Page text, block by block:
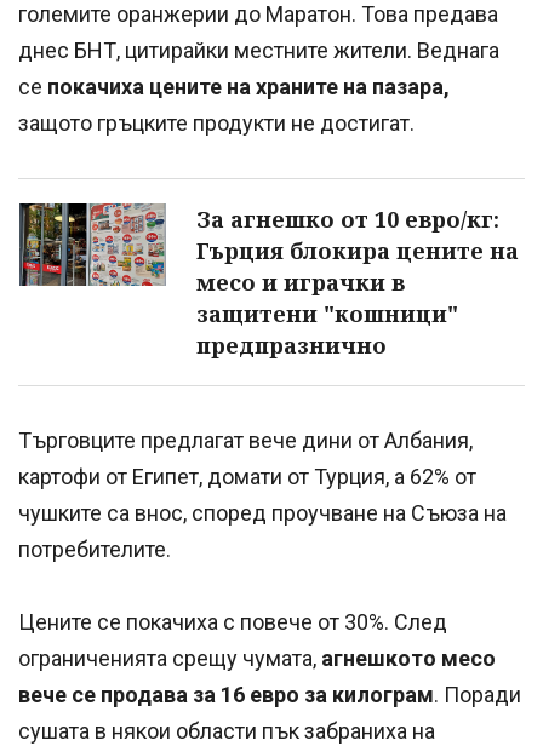
големите оранжерии до Маратон. Това предава
днес БНТ, цитирайки местните жители. Веднага
се покачиха цените на храните на пазара,
защото гръцките продукти не достигат.
За агнешко от 10 евро/кг:
Гърция блокира цените на
месо и играчки в
защитени "кошници"
предпразнично
Търговците предлагат вече дини от Албания,
картофи от Египет, домати от Турция, а 62% от
чушките са внос, според проучване на Съюза на
потребителите.
Цените се покачиха с повече от 30%. След
ограниченията срещу чумата, агнешкото месо
вече се продава за 16 евро за килограм. Поради
сушата в някои области пък забраниха на